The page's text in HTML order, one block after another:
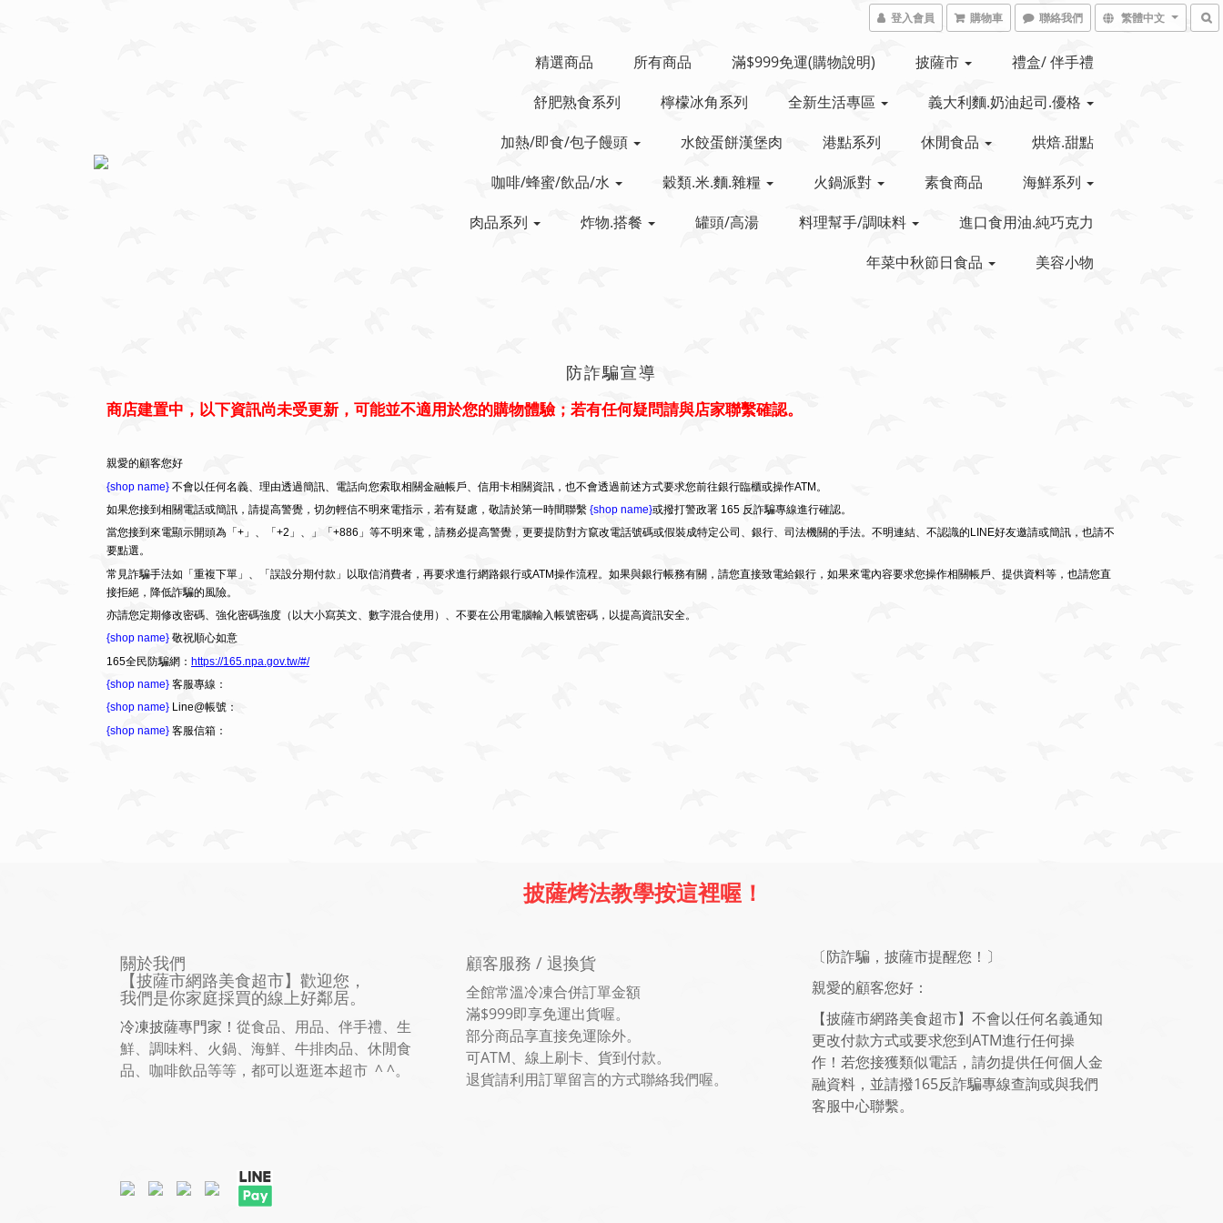
登入會員 購物車 聯絡我們 繁體中文
精選商品 所有商品 滿$999免運(購物說明) 披薩市
禮盒/ 伴手禮
舒肥熟食系列
檸檬冰角系列 全新生活專區
義大利麵.奶油起司.優格
加熱/即食/包子饅頭
水餃蛋餅漢堡肉 港點系列 休閒食品
烘焙.甜點
咖啡/蜂蜜/飲品/水
穀類.米.麵.雜糧 火鍋派對 素食商品
海鮮系列
肉品系列
炸物.搭餐 罐頭/高湯 料理幫手/調味料
進口食用油.純巧克力
年菜中秋節日食品
美容小物
防詐騙宣導
商店建置中，以下資訊尚未受更新，可能並不適用於您的購物體驗；若有任何疑問請與店家聯繫確認。
親愛的顧客您好
{shop name} 不會以任何名義、理由透過簡訊、電話向您索取相關金融帳戶、信用卡相關資訊，也不會透過前述方式要求您前往銀行臨櫃或操作ATM。
如果您接到相關電話或簡訊，請提高警覺，切勿輕信不明來電指示，若有疑慮，敬請於第一時間聯繫 {shop name}或撥打警政署 165 反詐騙專線進行確認。
當您接到來電顯示開頭為「+」、「+2」、」「+886」等不明來電，請務必提高警覺，更要提防對方竄改電話號碼或假裝成特定公司、銀行、司法機關的手法。不明連結、不認識的LINE好友邀請或簡訊，也請不
要點選。
常見詐騙手法如「重複下單」、「誤設分期付款」以取信消費者，再要求進行網路銀行或ATM操作流程。如果與銀行帳務有關，請您直接致電給銀行，如果來電內容要求您操作相關帳戶、提供資料等，也請您直
接拒絕，降低詐騙的風險。
亦請您定期修改密碼、強化密碼強度（以大小寫英文、數字混合使用）、不要在公用電腦輸入帳號密碼，以提高資訊安全。
{shop name} 敬祝順心如意
165全民防騙網： https://165.npa.gov.tw/#/
{shop name} 客服專線：
{shop name} Line@帳號：
{shop name} 客服信箱：
披薩烤法教學按這裡喔！
關於我們
【披薩市網路美食超市】歡迎您，
我們是你家庭採買的線上好鄰居。
冷凍披薩專門家！ 從食品、用品、伴手禮、生
鮮、調味料、火鍋、海鮮、牛排肉品、休閒食
品、咖啡飲品等等，都可以逛逛本超市 ^ ^。
顧客服務 / 退換貨
全館常溫冷凍合併訂單金額
滿$999即享免運出貨喔。
部分商品享直接免運除外。
可ATM、線上刷卡、貨到付款。
退貨請利用訂單留言的方式聯絡我們喔。
〔防詐騙，披薩市提醒您！〕
親愛的顧客您好：
【披薩市網路美食超市】不會以任何名義通知
更改付款方式或要求您到ATM進行任何操
作！若您接獲類似電話，請勿提供任何個人金
融資料，並請撥165反詐騙專線查詢或與我們
客服中心聯繫。